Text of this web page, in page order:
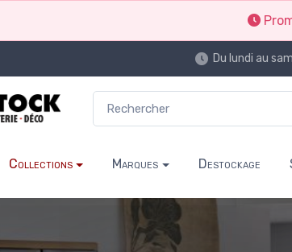
Du lundi au
Collections Marques Destockage